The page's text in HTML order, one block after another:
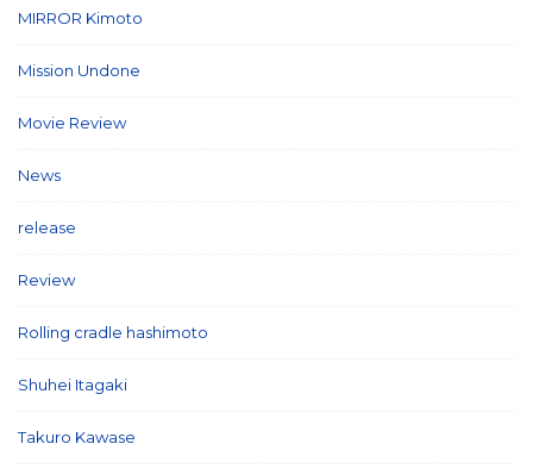
MIRROR Kimoto
Mission Undone
Movie Review
News
release
Review
Rolling cradle hashimoto
Shuhei Itagaki
Takuro Kawase